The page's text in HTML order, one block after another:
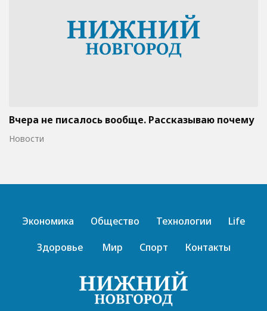
Вчера не писалось вообще. Рассказываю почему
Новости
Экономика Общество Технологии
Life
Здоровье
Мир Спорт Контакты